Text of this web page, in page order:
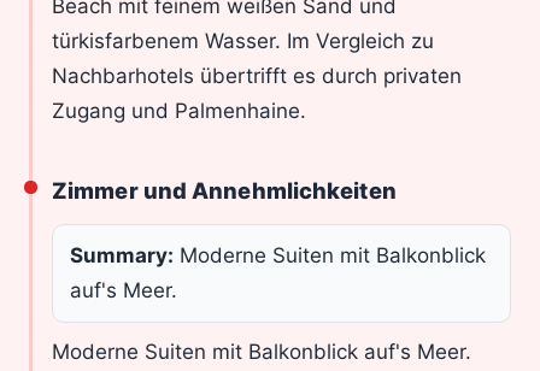
Beach mit feinem weißen Sand und
türkisfarbenem Wasser. Im Vergleich zu
Nachbarhotels übertrifft es durch privaten
Zugang und Palmenhaine.
Zimmer und Annehmlichkeiten
Summary: Moderne Suiten mit Balkonblick
auf's Meer.
Moderne Suiten mit Balkonblick auf's Meer.